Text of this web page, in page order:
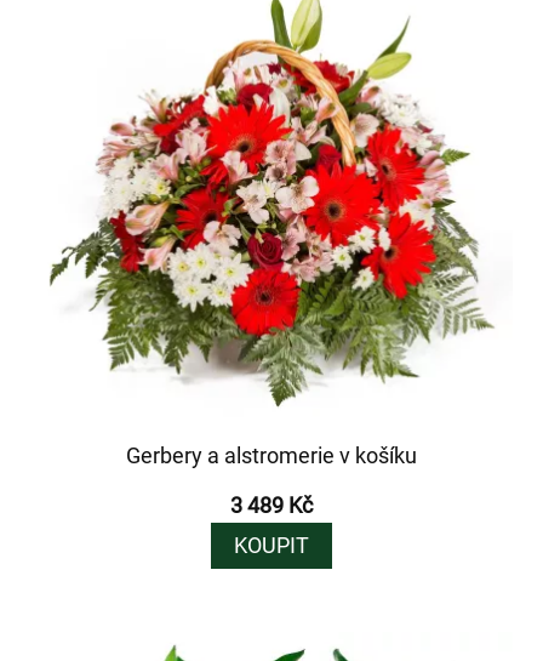
Gerbery a alstromerie v košíku
3 489 Kč
KOUPIT